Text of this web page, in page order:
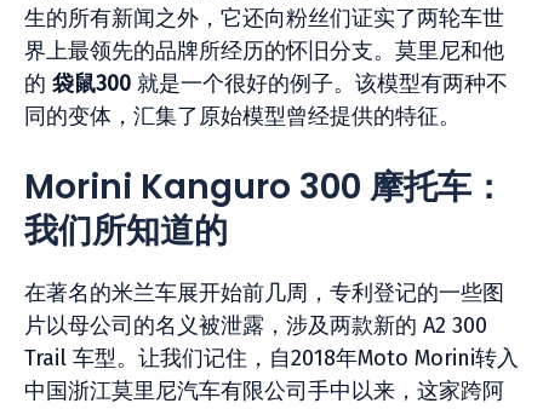
生的所有新闻之外，它还向粉丝们证实了两轮车世
界上最领先的品牌所经历的怀旧分支。莫里尼和他
的 袋鼠300 就是一个很好的例子。该模型有两种不
同的变体，汇集了原始模型曾经提供的特征。
Morini Kanguro 300 摩托车：
我们所知道的
在著名的米兰车展开始前几周，专利登记的一些图
片以母公司的名义被泄露，涉及两款新的 A2 300
Trail 车型。让我们记住，自2018年Moto Morini转入
中国浙江莫里尼汽车有限公司手中以来，这家跨阿